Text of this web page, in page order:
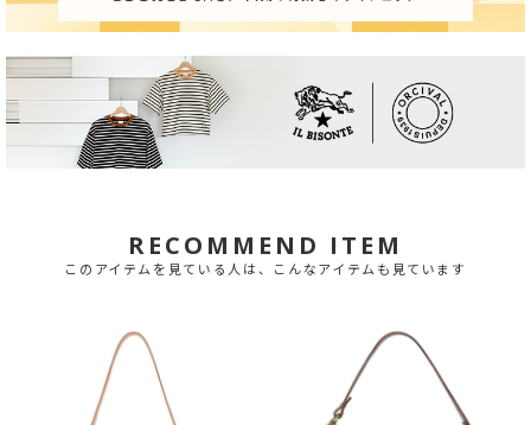
RECOMMEND ITEM
このアイテムを見ている人は、こんなアイテムも見ています